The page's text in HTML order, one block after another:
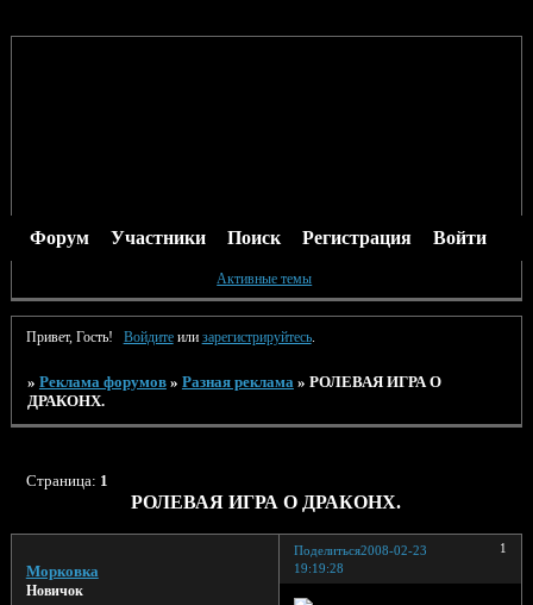
Форум Участники Поиск Регистрация Войти
Активные темы
Привет, Гость! Войдитеили зарегистрируйтесь.
» Реклама форумов » Разная реклама » РОЛЕВАЯ ИГРА О
ДРАКОНХ.
РОЛЕВАЯ ИГРА О ДРАКОНХ.
Страница: 1
Поделиться 1
2008-02-23
19:19:28
Морковка
Новичок